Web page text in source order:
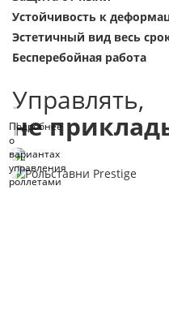
Устойчивость к
Эстетичный вид весь
Бесперебойная работа
Управлять,
не
Подробнее
о
вариантах
управления
роллетами